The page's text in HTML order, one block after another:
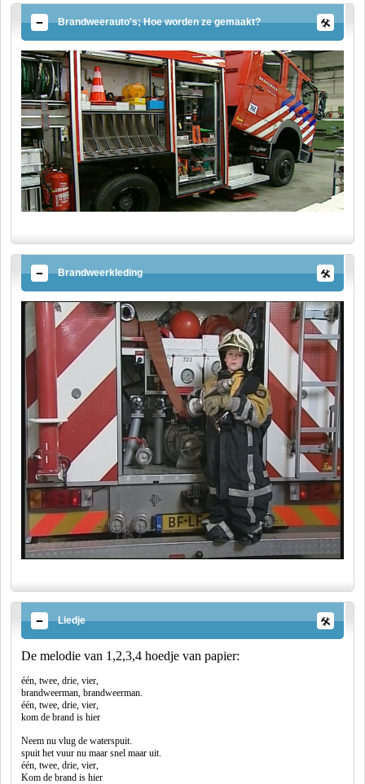
Brandweerauto's; Hoe worden ze gemaakt?
Brandweerkleding
Liedje
De melodie van 1,2,3,4 hoedje van papier:
één, twee, drie, vier,
brandweerman, brandweerman.
één, twee, drie, vier,
kom de brand is hier
Neem nu vlug de waterspuit.
spuit het vuur nu maar snel maar uit.
één, twee, drie, vier,
Kom de brand is hier